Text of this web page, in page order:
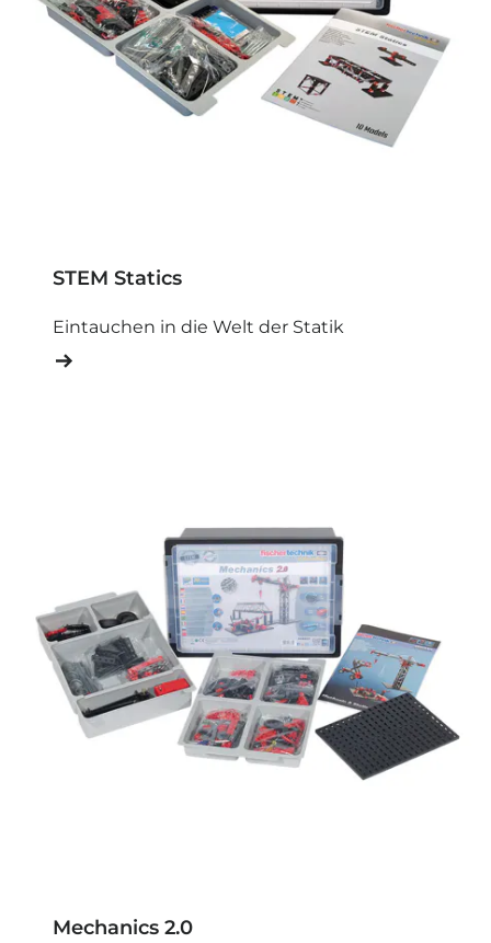
STEM Statics
Eintauchen in die Welt der Statik
Mechanics 2.0